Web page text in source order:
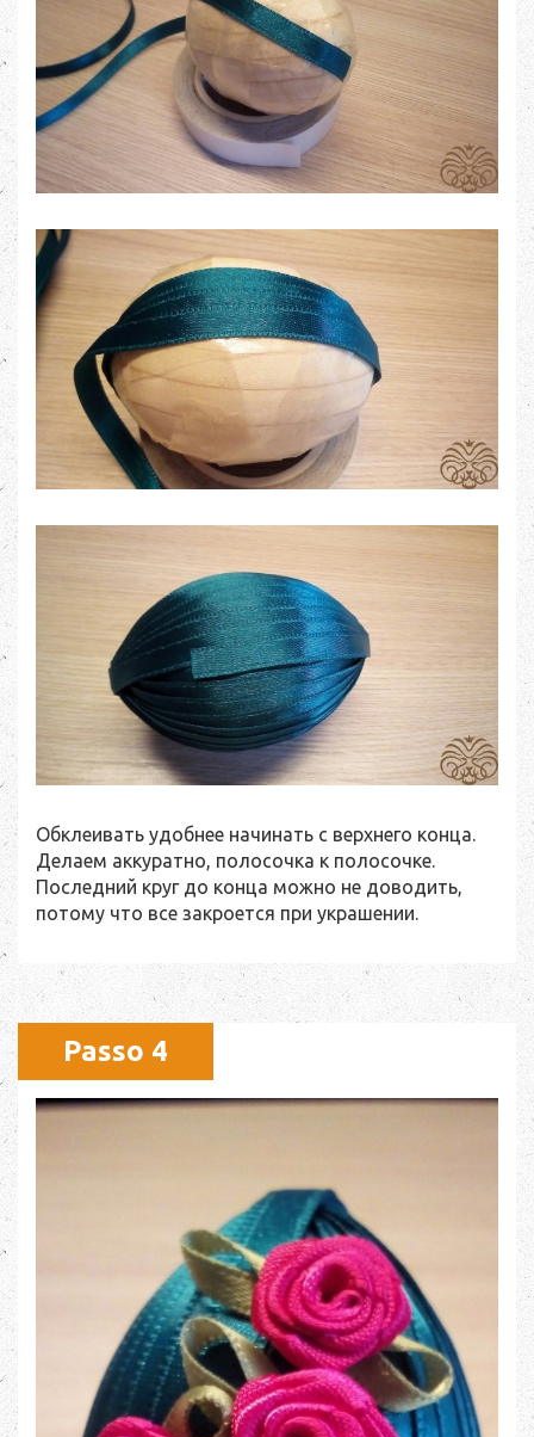
Обклеивать удобнее начинать с верхнего конца.
Делаем аккуратно, полосочка к полосочке.
Последний круг до конца можно не доводить,
потому что все закроется при украшении.
Passo 4